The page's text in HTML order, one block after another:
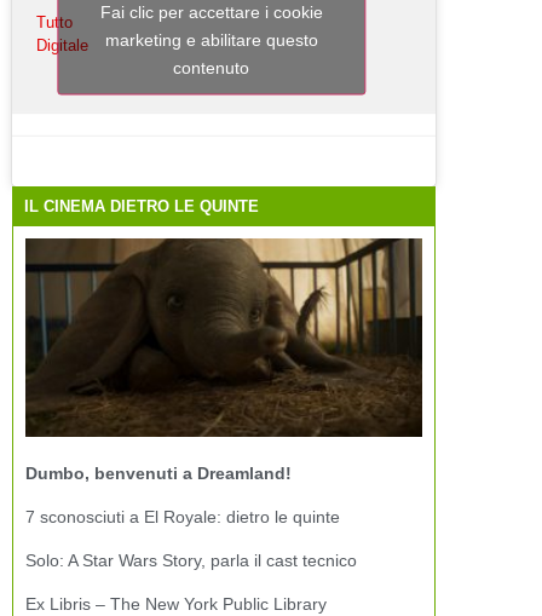
Tutto
Digitale
Fai clic per accettare i cookie
marketing e abilitare questo
contenuto
IL CINEMA DIETRO LE QUINTE
Dumbo, benvenuti a Dreamland!
7 sconosciuti a El Royale: dietro le quinte
Solo: A Star Wars Story, parla il cast tecnico
Ex Libris – The New York Public Library